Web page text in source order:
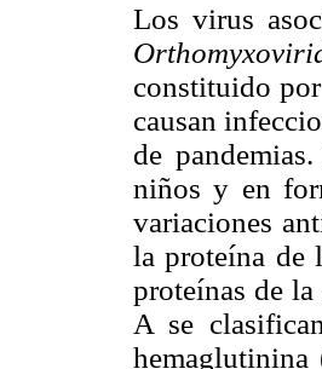
Los virus
constituido
causan
de
niños y en
variaciones
la proteína de
proteínas de
A se
hemaglutinina